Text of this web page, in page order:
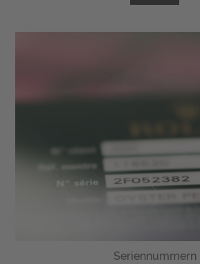
Seriennummern